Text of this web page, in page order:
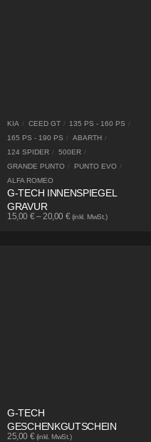
KIA / CEED GT / 135 PS - 160 PS /
165 PS - 190 PS / ABARTH /
124 SPIDER / 500ER /
GRANDE PUNTO / PUNTO EVO /
ALFA ROMEO
G-TECH INNENSPIEGEL
GRAVUR
15,00 €–20,00 € (inkl. MwSt.)
G-TECH
GESCHENKGUTSCHEIN
25,00 € (inkl. MwSt.)